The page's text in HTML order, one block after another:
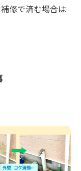
修で済む場合は